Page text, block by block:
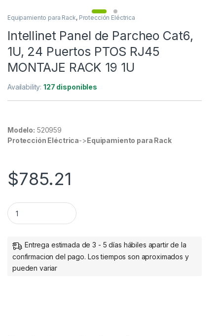
Equipamiento para Rack, Protección Eléctrica
Intellinet Panel de Parcheo Cat6,
1U, 24 Puertos PTOS RJ45
MONTAJE RACK 19 1U
Availability:127 disponibles
Modelo: 520959
Protección Eléctrica-> Equipamiento para Rack
$785.21
Intellinet Panel de Parcheo Cat6, 1U, 24 Puertos PTOS RJ45
Entrega estimada de 3 - 5 días hábiles apartir de la
confirmacion del pago. Los tiempos son aproximados y
pueden variar